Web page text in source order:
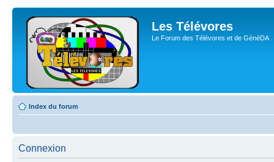
Les Télévores
Le Forum des Télévores et de GénéDA
Index du forum
Connexion